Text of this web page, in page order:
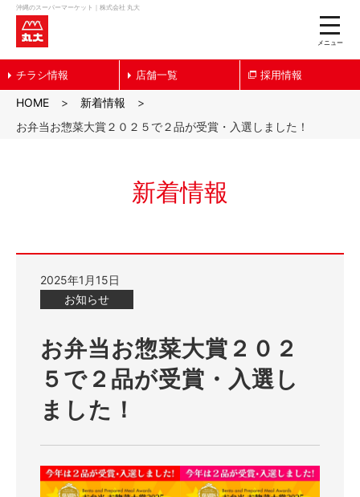
沖縄のスーパーマーケット｜株式会社 丸大
toggle
メニュー
チラシ情報 店舗一覧 採用情報
HOME
新着情報
お弁当お惣菜大賞２０２５で２品が受賞・入選しました！
新着情報
2025年1月15日
お知らせ
お弁当お惣菜大賞２０２
５で２品が受賞・入選し
ました！